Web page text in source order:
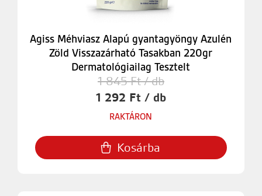
Agiss Méhviasz Alapú gyantagyöngy Azulén
Zöld Visszazárható Tasakban 220gr
Dermatológiailag Tesztelt
1 845 Ft / db
1 292 Ft / db
RAKTÁRON
Kosárba